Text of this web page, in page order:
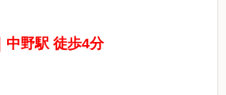
中野駅 徒歩4分